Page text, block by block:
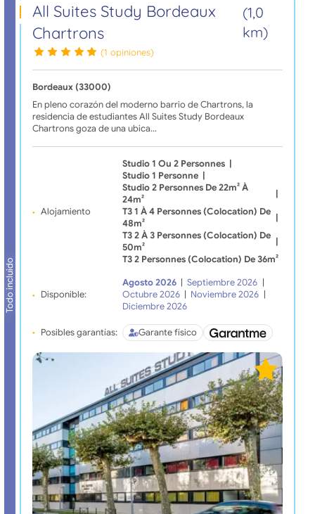
Todo incluido
All Suites Study Bordeaux
Chartrons
(1,0
km)
(1 opiniones)
Bordeaux (33000)
En pleno corazón del moderno barrio de Chartrons, la
residencia de estudiantes All Suites Study Bordeaux
Chartrons goza de una ubica…
Alojamiento
Studio 1 Ou 2 Personnes
Studio 1 Personne
Studio 2 Personnes De 22m² À
24m²
T3 1 À 4 Personnes (Colocation) De
48m²
T3 2 À 3 Personnes (Colocation) De
50m²
T3 2 Personnes (Colocation) De 36m²
Disponible:
Agosto 2026 Septiembre 2026
Octubre 2026
Noviembre 2026
Diciembre 2026
Posibles garantías: Garante físico